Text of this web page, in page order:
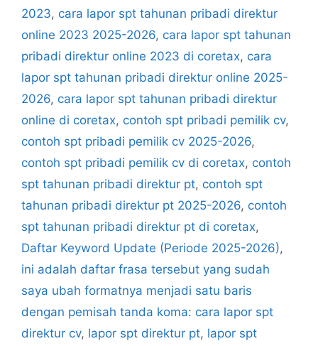
2023, cara lapor spt tahunan pribadi direktur
online 2023 2025-2026, cara lapor spt tahunan
pribadi direktur online 2023 di coretax, cara
lapor spt tahunan pribadi direktur online 2025-
2026, cara lapor spt tahunan pribadi direktur
online di coretax, contoh spt pribadi pemilik cv,
contoh spt pribadi pemilik cv 2025-2026,
contoh spt pribadi pemilik cv di coretax, contoh
spt tahunan pribadi direktur pt, contoh spt
tahunan pribadi direktur pt 2025-2026, contoh
spt tahunan pribadi direktur pt di coretax,
Daftar Keyword Update (Periode 2025-2026),
ini adalah daftar frasa tersebut yang sudah
saya ubah formatnya menjadi satu baris
dengan pemisah tanda koma: cara lapor spt
direktur cv, lapor spt direktur pt, lapor spt